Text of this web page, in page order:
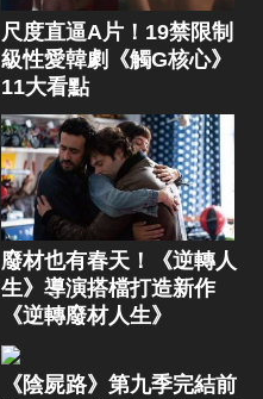
尺度直逼A片！19禁限制
級性愛韓劇《觸G核心》
11大看點
廢材也有春天！《逆轉人
生》導演搭檔打造新作
《逆轉廢材人生》
《陰屍路》第九季完結前